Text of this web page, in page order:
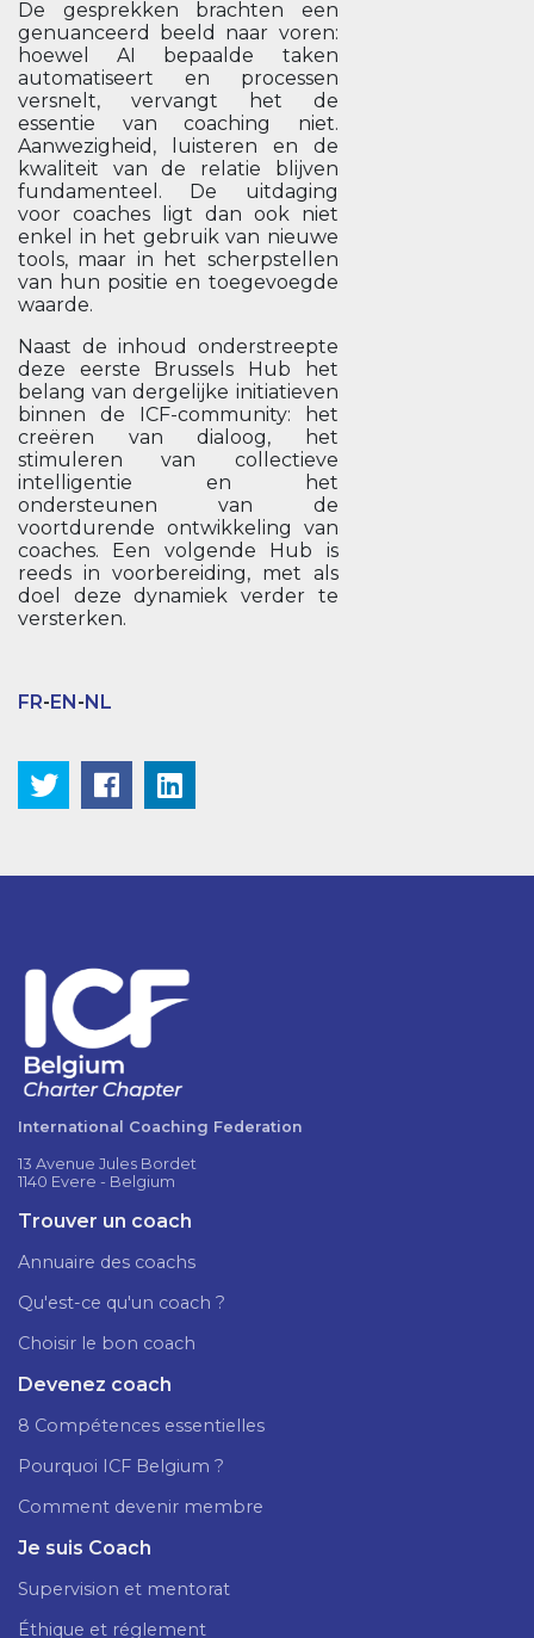
De gesprekken brachten een
genuanceerd beeld naar voren:
hoewel AI bepaalde taken
automatiseert en processen
versnelt, vervangt het de
essentie van coaching niet.
Aanwezigheid, luisteren en de
kwaliteit van de relatie blijven
fundamenteel. De uitdaging
voor coaches ligt dan ook niet
enkel in het gebruik van nieuwe
tools, maar in het scherpstellen
van hun positie en toegevoegde
waarde.
Naast de inhoud onderstreepte
deze eerste Brussels Hub het
belang van dergelijke initiatieven
binnen de ICF-community: het
creëren van dialoog, het
stimuleren van collectieve
intelligentie en het
ondersteunen van de
voortdurende ontwikkeling van
coaches. Een volgende Hub is
reeds in voorbereiding, met als
doel deze dynamiek verder te
versterken.
FR-EN-NL
International Coaching Federation
13 Avenue Jules Bordet
1140 Evere - Belgium
Trouver un coach
Annuaire des coachs
Qu'est-ce qu'un coach ?
Choisir le bon coach
Devenez coach
8 Compétences essentielles
Pourquoi ICF Belgium ?
Comment devenir membre
Je suis Coach
Supervision et mentorat
Éthique et réglement